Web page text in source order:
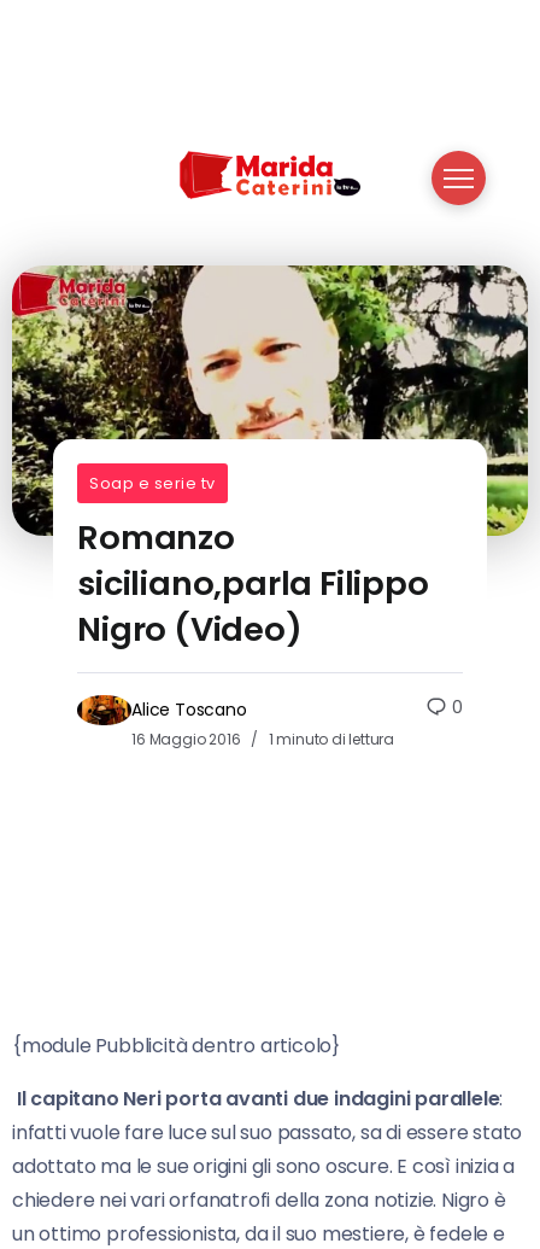
Soap e serie tv
Romanzo
siciliano,parla Filippo
Nigro (Video)
Alice Toscano
16 Maggio 2016 1 minuto di lettura
0
{module Pubblicità dentro articolo}
Il capitano Neri porta avanti due indagini parallele:
infatti vuole fare luce sul suo passato, sa di essere stato
adottato ma le sue origini gli sono oscure. E così inizia a
chiedere nei vari orfanatrofi della zona notizie. Nigro è
un ottimo professionista, da il suo mestiere, è fedele e